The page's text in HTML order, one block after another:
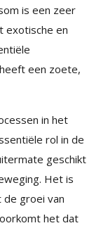
is een zeer
exotische en
een zoete,
in het
rol in de
geschikt
Het is
groei van
het dat